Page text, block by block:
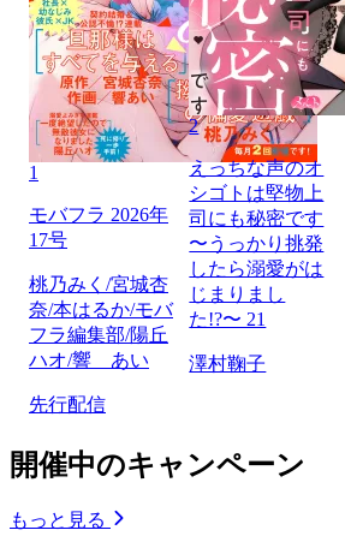
1
モバフラ 2026年
17号
桃乃みく/宮城杏
奈/本はるか/モバ
フラ編集部/陽丘
ハオ/響 あい
先行配信
2
えっちな声のオ
シゴトは堅物上
司にも秘密です
〜うっかり挑発
したら溺愛がは
じまりまし
た!?〜 21
澤村鞠子
開催中のキャンペーン
もっと見る